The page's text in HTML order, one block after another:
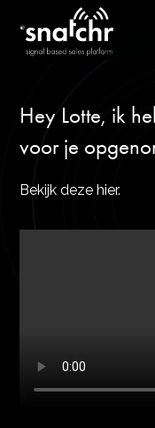
Hey Lotte, ik
voor je
Bekijk deze hier.